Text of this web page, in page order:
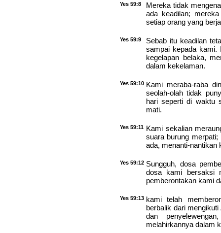
Yes 59:8
Mereka tidak
ada keadilan;
setiap orang yang
Yes 59:9
Sebab itu keadilan
sampai kepada kami.
kegelapan belaka,
dalam kekelaman.
Yes 59:10 Kami meraba-raba
seolah-olah tidak
hari seperti di waktu
mati.
Yes 59:11 Kami sekalian
suara burung
ada, menanti-nantikan
Yes 59:12 Sungguh, dosa
dosa kami bersaksi
pemberontakan kami
Yes 59:13 kami telah
berbalik dari
dan
melahirkannya dalam